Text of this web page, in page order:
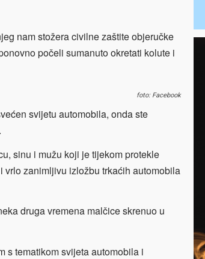
nam stožera civilne zaštite objeručke
počeli sumanuto okretati kolute i
foto: Facebook
svijetu automobila, onda ste
sinu i mužu koji je tijekom protekle
zanimljivu izložbu trkaćih automobila
druga vremena malčice skrenuo u
s tematikom svijeta automobila i